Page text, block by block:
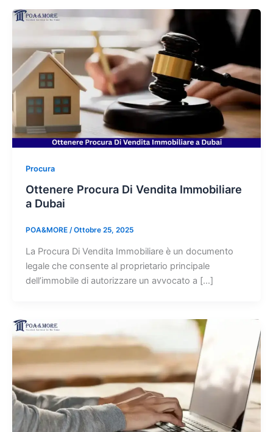
Procura
Ottenere Procura Di Vendita Immobiliare
a Dubai
POA&MORE /Ottobre 25, 2025
La Procura Di Vendita Immobiliare è un documento
legale che consente al proprietario principale
dell’immobile di autorizzare un avvocato a […]